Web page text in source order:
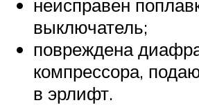
неисправен
выключатель;
повреждена
компрессора,
в эрлифт.